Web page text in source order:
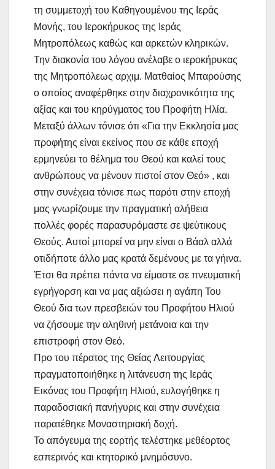
τη συμμετοχή του Καθηγουμένου της Ιεράς
Μονής, του Ιεροκήρυκος της Ιεράς
Μητροπόλεως καθώς και αρκετών κληρικών.
Την διακονία του λόγου ανέλαβε ο ιεροκήρυκας
της Μητροπόλεως αρχιμ. Ματθαίος Μπαρούσης
ο οποίος αναφέρθηκε στην διαχρονικότητα της
αξίας και του κηρύγματος του Προφήτη Ηλία.
Μεταξύ άλλων τόνισε ότι «Για την Εκκλησία μας
προφήτης είναι εκείνος που σε κάθε εποχή
ερμηνεύει το θέλημα του Θεού και καλεί τους
ανθρώπους να μένουν πιστοί στον Θεό» , και
στην συνέχεια τόνισε πως παρότι στην εποχή
μας γνωρίζουμε την πραγματική αλήθεια
πολλές φορές παρασυρόμαστε σε ψεύτικους
Θεούς. Αυτοί μπορεί να μην είναι ο Βάαλ αλλά
οτιδήποτε άλλο μας κρατά δεμένους με τα γήινα.
Έτσι θα πρέπει πάντα να είμαστε σε πνευματική
εγρήγορση και να μας αξιώσει η αγάπη Του
Θεού δια των πρεσβειών του Προφήτου Ηλιού
να ζήσουμε την αληθινή μετάνοια και την
επιστροφή στον Θεό.
Προ του πέρατος της Θείας Λειτουργίας
πραγματοποιήθηκε η λιτάνευση της Ιεράς
Εικόνας του Προφήτη Ηλιού, ευλογήθηκε η
παραδοσιακή πανήγυρις και στην συνέχεια
παρατέθηκε Μοναστηριακή δοχή.
Το απόγευμα της εορτής τελέστηκε μεθέορτος
εσπερινός και κτητορικό μνημόσυνο.